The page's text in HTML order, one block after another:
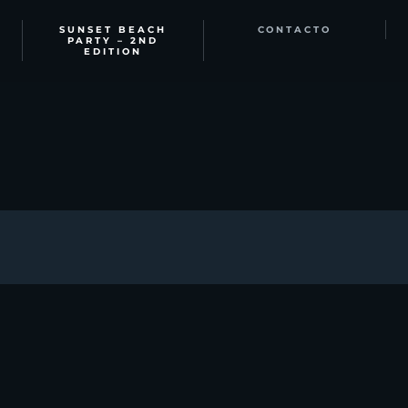
SUNSET BEACH
PARTY – 2ND
EDITION
CONTACTO